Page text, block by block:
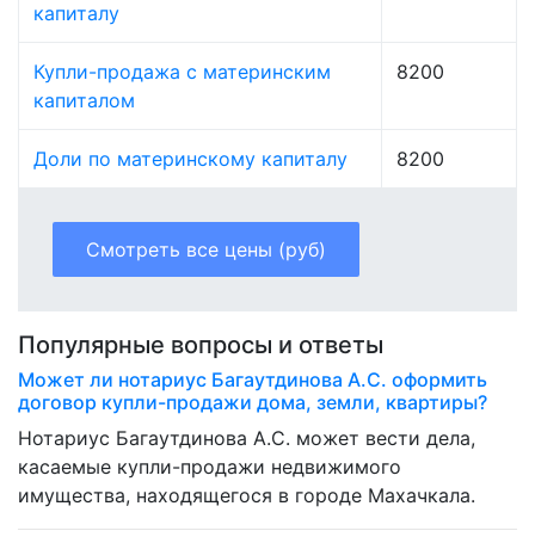
капиталу
Купли-продажа с материнским
капиталом
8200
Доли по материнскому капиталу 8200
Смотреть все цены (руб)
Популярные вопросы и ответы
Может ли нотариус Багаутдинова А.С. оформить
договор купли-продажи дома, земли, квартиры?
Нотариус Багаутдинова А.С. может вести дела,
касаемые купли-продажи недвижимого
имущества, находящегося в городе Махачкала.